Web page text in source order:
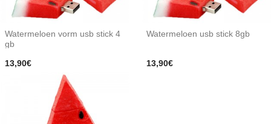
Watermeloen vorm usb stick 4
gb
13,90€
Watermeloen usb stick 8gb
13,90€